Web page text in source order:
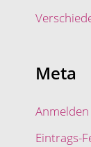
Meta
Anmelden
Eintrags-